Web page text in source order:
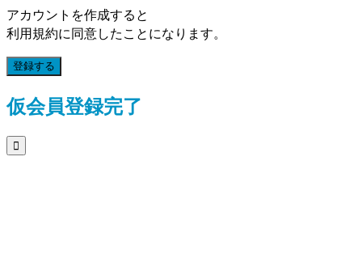
アカウントを作成すると
利用規約に同意したことになります。
登録する
仮会員登録完了
